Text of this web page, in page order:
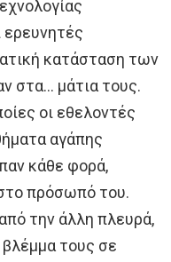
ερευνητές
κατάσταση των
στα… μάτια τους.
οι εθελοντές
αγάπης
κάθε φορά,
πρόσωπό του.
την άλλη πλευρά,
τους σε